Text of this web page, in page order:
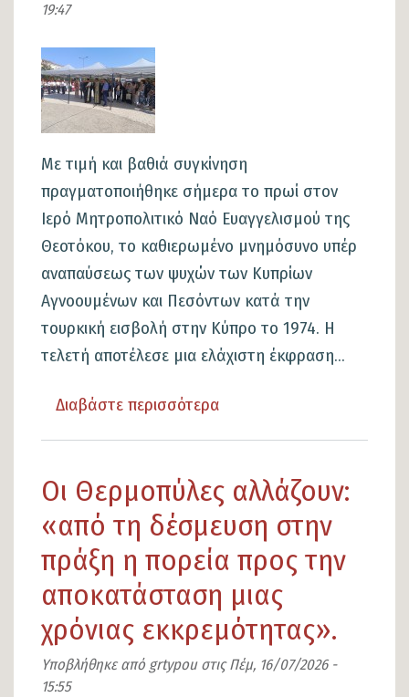
19:47
Εικόνα
Με τιμή και βαθιά συγκίνηση
πραγματοποιήθηκε σήμερα το πρωί στον
Ιερό Μητροπολιτικό Ναό Ευαγγελισμού της
Θεοτόκου, το καθιερωμένο μνημόσυνο υπέρ
αναπαύσεως των ψυχών των Κυπρίων
Αγνοουμένων και Πεσόντων κατά την
τουρκική εισβολή στην Κύπρο το 1974. Η
τελετή αποτέλεσε μια ελάχιστη έκφραση...
Διαβάστε περισσότερα
Δήμος
Λαμιέων
τίμησε
τη
μνήμη
των
Κυπρίων
Αγνοουμένων
Οι Θερμοπύλες αλλάζουν:
«από τη δέσμευση στην
πράξη η πορεία προς την
αποκατάσταση μιας
χρόνιας εκκρεμότητας».
Υποβλήθηκε από grtypouστιςΠέμ, 16/07/2026 -
15:55